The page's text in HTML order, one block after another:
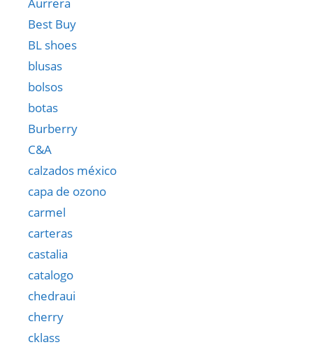
Best Buy
BL shoes
blusas
bolsos
botas
Burberry
C&A
calzados méxico
capa de ozono
carmel
carteras
castalia
catalogo
chedraui
cherry
cklass